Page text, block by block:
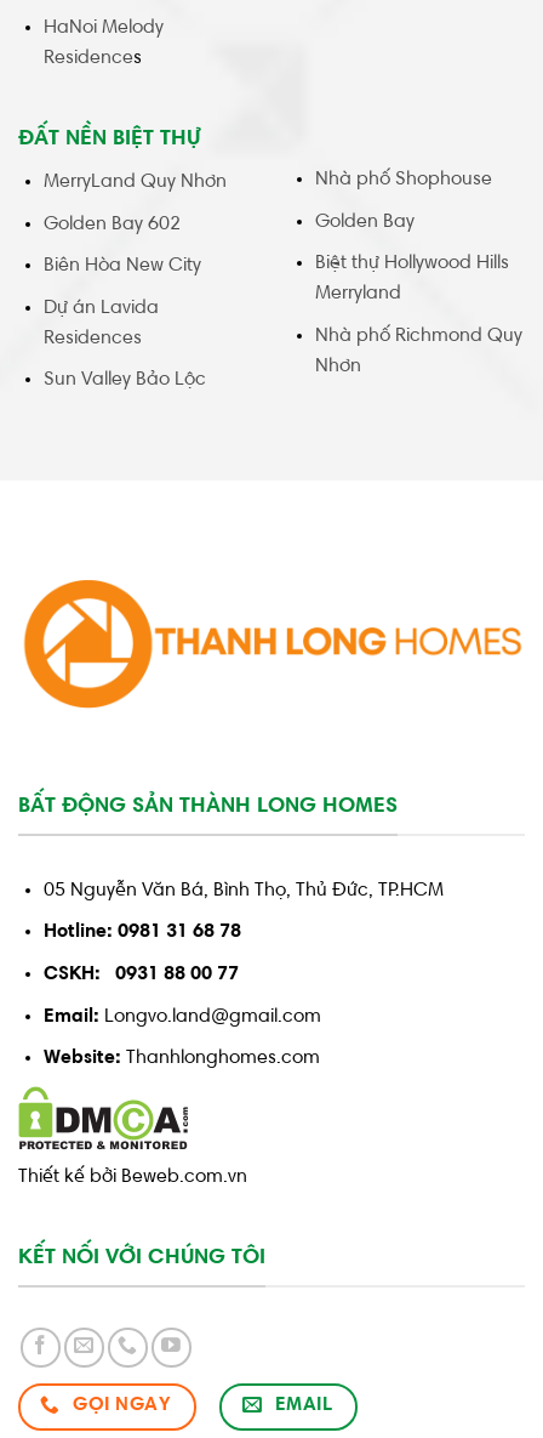
HaNoi Melody
Residences
ĐẤT NỀN BIỆT THỰ
MerryLand Quy Nhơn
Golden Bay 602
Biên Hòa New City
Dự án Lavida
Residences
Sun Valley Bảo Lộc
Nhà phố Shophouse
Golden Bay
Biệt thự Hollywood Hills
Merryland
Nhà phố Richmond Quy
Nhơn
BẤT ĐỘNG SẢN THÀNH LONG HOMES
05 Nguyễn Văn Bá, Bình Thọ, Thủ Đức, TP.HCM
Hotline: 0981 31 68 78
CSKH: 0931 88 00 77
Email: Longvo.land@gmail.com
Website: Thanhlonghomes.com
Thiết kế bởi Beweb.com.vn
KẾT NỐI VỚI CHÚNG TÔI
GỌI NGAY EMAIL